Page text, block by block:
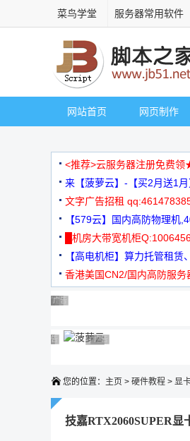
菜鸟学堂 服务器常用软件
网站首页 网页制作
<推荐>云服务器注册免费
来【菠萝云】-【买2月送1
文字广告招租
【579云】国内高防物理机
元
█机房大带宽机柜
【高电机柜】算力托管租赁
机
香港美国CN2/国内高防服务
广告 商业广告，理性选择
广告 商业广告，理性选择
广告 商业广告，理性选择
广告 商业广告，理性选择
广告 商业广告，理性选择
广告 商业广告，理性选择
广告 商业广告，理性选择
广告 商业广告，理性选择广告 商业广告，理性选择
广告 商业广告，理性选择
您的位置： 主页 > 硬件教程 > 显
技嘉RTX2060SUPER显